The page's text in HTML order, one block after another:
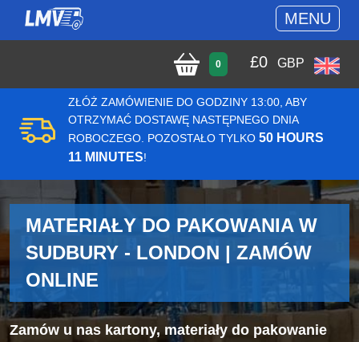
MENU
0 £0 GBP
ZŁÓŻ ZAMÓWIENIE DO GODZINY 13:00, ABY
OTRZYMAĆ DOSTAWĘ NASTĘPNEGO DNIA
ROBOCZEGO. POZOSTAŁO TYLKO 50 HOURS
11 MINUTES!
MATERIAŁY DO PAKOWANIA W
SUDBURY - LONDON | ZAMÓW
ONLINE
Zamów u nas kartony, materiały do pakowanie